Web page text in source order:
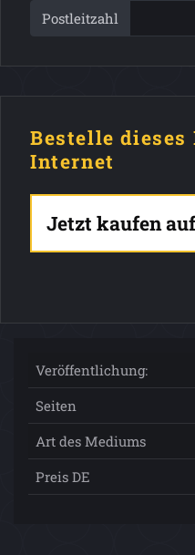
Postleitzahl
Bestelle dieses
Internet
Jetzt kaufen
Veröffentlichung:
Seiten
Art des Mediums
Preis DE